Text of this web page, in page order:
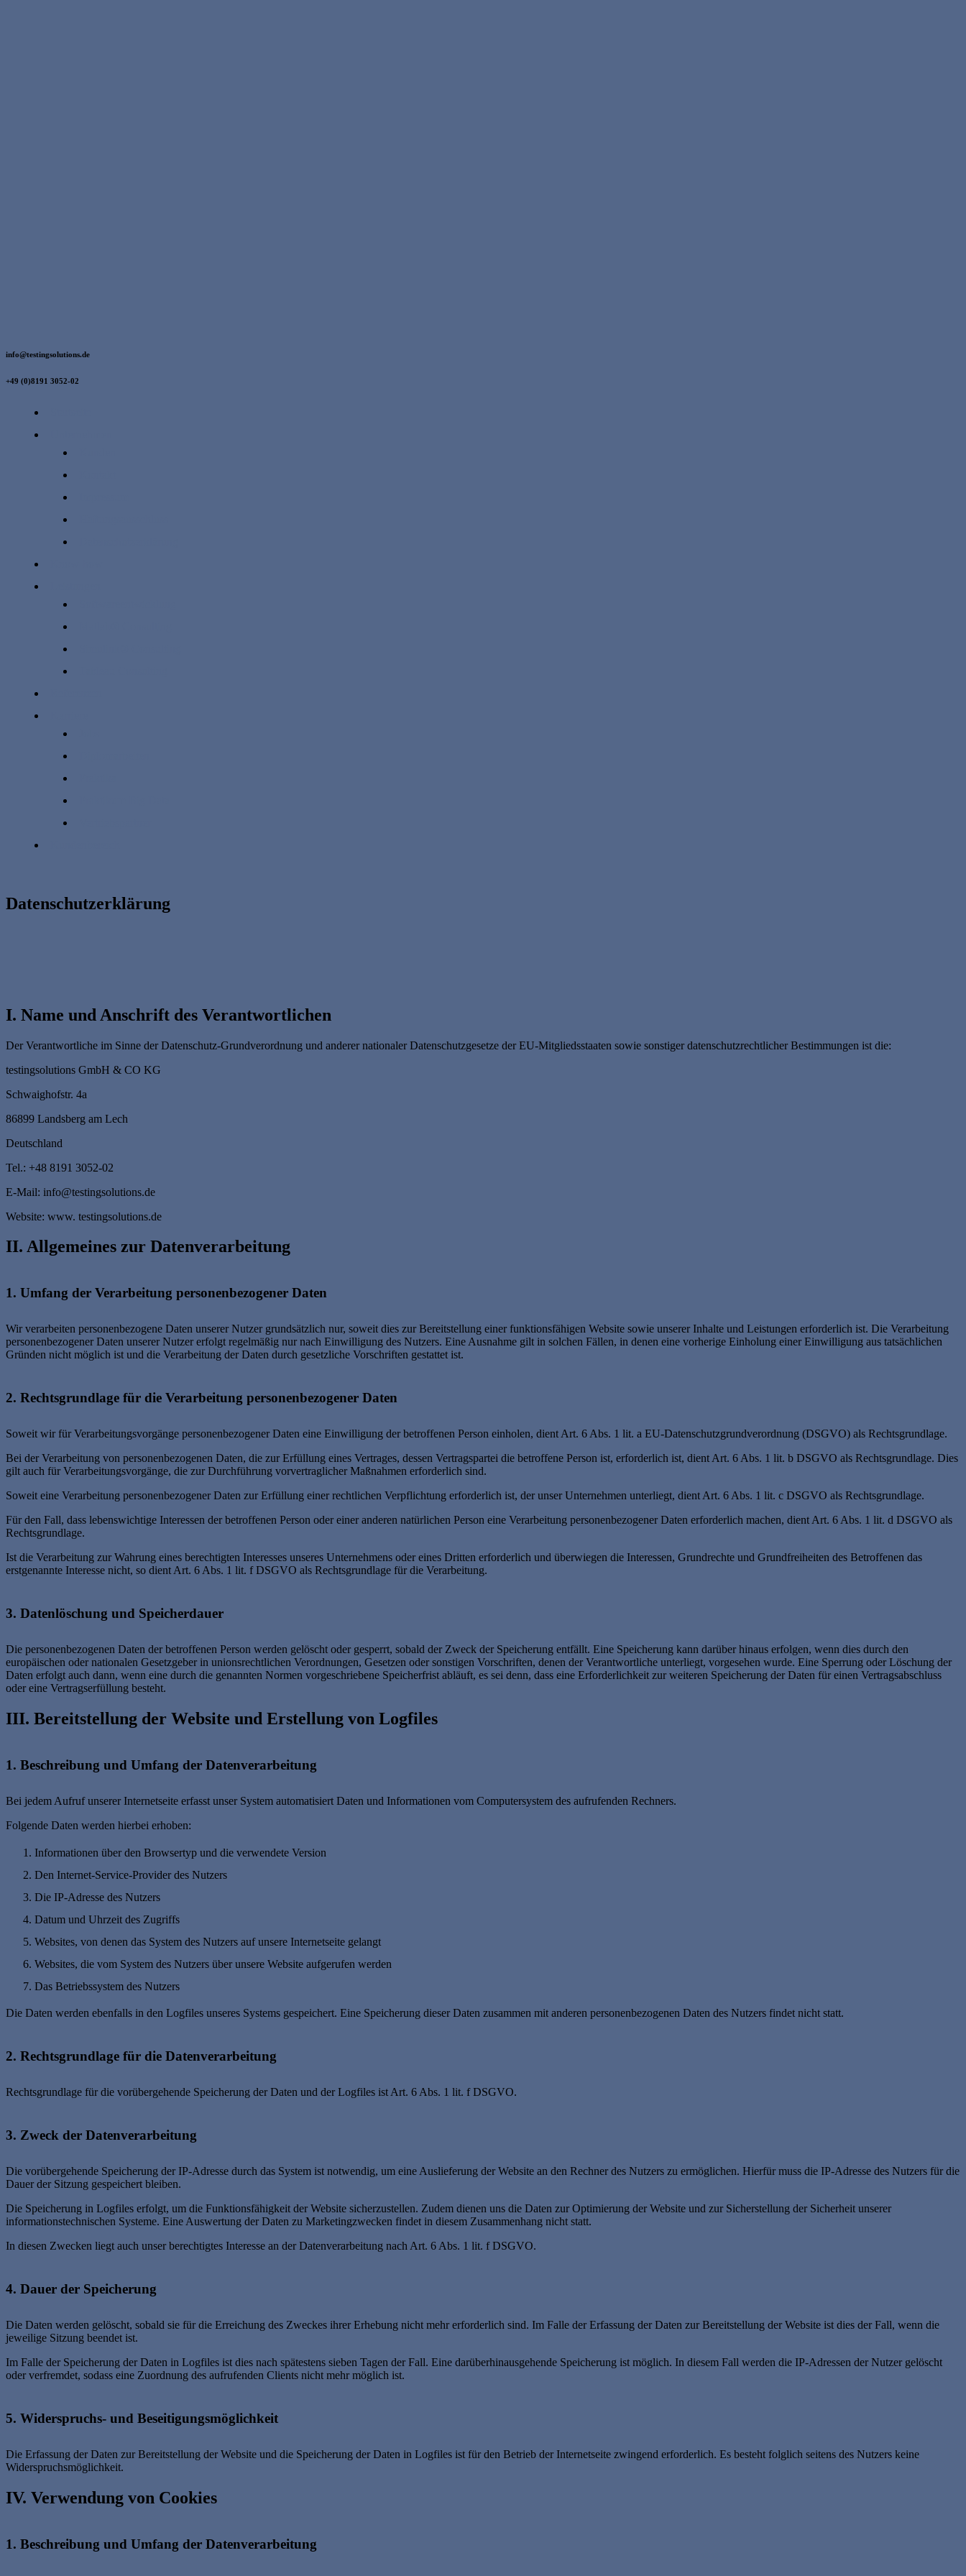
info@testingsolutions.de
+49 (0)8191 3052-02
Datenschutzerklärung
I. Name und Anschrift des Verantwortlichen
Der Verantwortliche im Sinne der Datenschutz-Grundverordnung und anderer nationaler Datenschutzgesetze der EU-Mitgliedsstaaten sowie sonstiger datenschutzrechtlicher Bestimmungen ist die:
testingsolutions GmbH & CO KG
Schwaighofstr. 4a
86899 Landsberg am Lech
Deutschland
Tel.: +48 8191 3052-02
E-Mail: info@testingsolutions.de
Website: www. testingsolutions.de
II. Allgemeines zur Datenverarbeitung
1. Umfang der Verarbeitung personenbezogener Daten
Wir verarbeiten personenbezogene Daten unserer Nutzer grundsätzlich nur, soweit dies zur Bereitstellung einer funktionsfähigen Website sowie unserer Inhalte und Leistungen erforderlich ist. Die Verarbeitung
personenbezogener Daten unserer Nutzer erfolgt regelmäßig nur nach Einwilligung des Nutzers. Eine Ausnahme gilt in solchen Fällen, in denen eine vorherige Einholung einer Einwilligung aus tatsächlichen
Gründen nicht möglich ist und die Verarbeitung der Daten durch gesetzliche Vorschriften gestattet ist.
2. Rechtsgrundlage für die Verarbeitung personenbezogener Daten
Soweit wir für Verarbeitungsvorgänge personenbezogener Daten eine Einwilligung der betroffenen Person einholen, dient Art. 6 Abs. 1 lit. a EU-Datenschutzgrundverordnung (DSGVO) als Rechtsgrundlage.
Bei der Verarbeitung von personenbezogenen Daten, die zur Erfüllung eines Vertrages, dessen Vertragspartei die betroffene Person ist, erforderlich ist, dient Art. 6 Abs. 1 lit. b DSGVO als Rechtsgrundlage. Dies
gilt auch für Verarbeitungsvorgänge, die zur Durchführung vorvertraglicher Maßnahmen erforderlich sind.
Soweit eine Verarbeitung personenbezogener Daten zur Erfüllung einer rechtlichen Verpflichtung erforderlich ist, der unser Unternehmen unterliegt, dient Art. 6 Abs. 1 lit. c DSGVO als Rechtsgrundlage.
Für den Fall, dass lebenswichtige Interessen der betroffenen Person oder einer anderen natürlichen Person eine Verarbeitung personenbezogener Daten erforderlich machen, dient Art. 6 Abs. 1 lit. d DSGVO als
Rechtsgrundlage.
Ist die Verarbeitung zur Wahrung eines berechtigten Interesses unseres Unternehmens oder eines Dritten erforderlich und überwiegen die Interessen, Grundrechte und Grundfreiheiten des Betroffenen das
erstgenannte Interesse nicht, so dient Art. 6 Abs. 1 lit. f DSGVO als Rechtsgrundlage für die Verarbeitung.
3. Datenlöschung und Speicherdauer
Die personenbezogenen Daten der betroffenen Person werden gelöscht oder gesperrt, sobald der Zweck der Speicherung entfällt. Eine Speicherung kann darüber hinaus erfolgen, wenn dies durch den
europäischen oder nationalen Gesetzgeber in unionsrechtlichen Verordnungen, Gesetzen oder sonstigen Vorschriften, denen der Verantwortliche unterliegt, vorgesehen wurde. Eine Sperrung oder Löschung der
Daten erfolgt auch dann, wenn eine durch die genannten Normen vorgeschriebene Speicherfrist abläuft, es sei denn, dass eine Erforderlichkeit zur weiteren Speicherung der Daten für einen Vertragsabschluss
oder eine Vertragserfüllung besteht.
III. Bereitstellung der Website und Erstellung von Logfiles
1. Beschreibung und Umfang der Datenverarbeitung
Bei jedem Aufruf unserer Internetseite erfasst unser System automatisiert Daten und Informationen vom Computersystem des aufrufenden Rechners.
Folgende Daten werden hierbei erhoben:
Informationen über den Browsertyp und die verwendete Version
Den Internet-Service-Provider des Nutzers
Die IP-Adresse des Nutzers
Datum und Uhrzeit des Zugriffs
Websites, von denen das System des Nutzers auf unsere Internetseite gelangt
Websites, die vom System des Nutzers über unsere Website aufgerufen werden
Das Betriebssystem des Nutzers
Die Daten werden ebenfalls in den Logfiles unseres Systems gespeichert. Eine Speicherung dieser Daten zusammen mit anderen personenbezogenen Daten des Nutzers findet nicht statt.
2. Rechtsgrundlage für die Datenverarbeitung
Rechtsgrundlage für die vorübergehende Speicherung der Daten und der Logfiles ist Art. 6 Abs. 1 lit. f DSGVO.
3. Zweck der Datenverarbeitung
Die vorübergehende Speicherung der IP-Adresse durch das System ist notwendig, um eine Auslieferung der Website an den Rechner des Nutzers zu ermöglichen. Hierfür muss die IP-Adresse des Nutzers für die
Dauer der Sitzung gespeichert bleiben.
Die Speicherung in Logfiles erfolgt, um die Funktionsfähigkeit der Website sicherzustellen. Zudem dienen uns die Daten zur Optimierung der Website und zur Sicherstellung der Sicherheit unserer
informationstechnischen Systeme. Eine Auswertung der Daten zu Marketingzwecken findet in diesem Zusammenhang nicht statt.
In diesen Zwecken liegt auch unser berechtigtes Interesse an der Datenverarbeitung nach Art. 6 Abs. 1 lit. f DSGVO.
4. Dauer der Speicherung
Die Daten werden gelöscht, sobald sie für die Erreichung des Zweckes ihrer Erhebung nicht mehr erforderlich sind. Im Falle der Erfassung der Daten zur Bereitstellung der Website ist dies der Fall, wenn die
jeweilige Sitzung beendet ist.
Im Falle der Speicherung der Daten in Logfiles ist dies nach spätestens sieben Tagen der Fall. Eine darüberhinausgehende Speicherung ist möglich. In diesem Fall werden die IP-Adressen der Nutzer gelöscht
oder verfremdet, sodass eine Zuordnung des aufrufenden Clients nicht mehr möglich ist.
5. Widerspruchs- und Beseitigungsmöglichkeit
Die Erfassung der Daten zur Bereitstellung der Website und die Speicherung der Daten in Logfiles ist für den Betrieb der Internetseite zwingend erforderlich. Es besteht folglich seitens des Nutzers keine
Widerspruchsmöglichkeit.
IV. Verwendung von Cookies
1. Beschreibung und Umfang der Datenverarbeitung